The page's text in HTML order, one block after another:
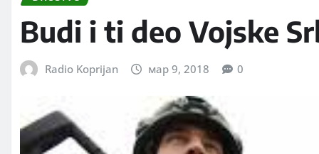
Budi i ti deo Vojske
Radio Koprijan мар 9, 2018 0